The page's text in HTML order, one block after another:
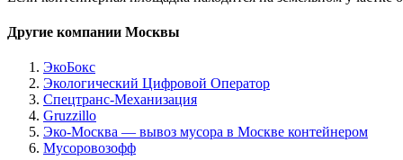
Другие компании Москвы
ЭкоБокс
Экологический Цифровой Оператор
Спецтранс-Механизация
Gruzzillo
Эко-Москва — вывоз мусора в Москве контейнером
Мусоровозофф